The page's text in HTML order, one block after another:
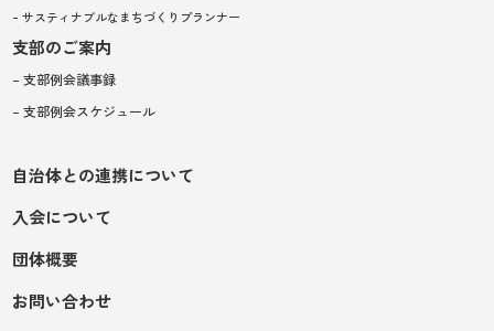
– サスティナブルなまちづくりプランナー
支部のご案内
– 支部例会議事録
– 支部例会スケジュール
自治体との連携について
入会について
団体概要
お問い合わせ